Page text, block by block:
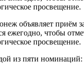
чтобы
просвещение.
из пяти номинаций: